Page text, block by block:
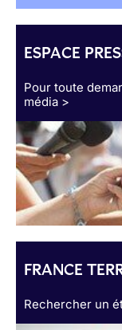
ESPACE
Pour toute
média >
FRANCE
Rechercher un